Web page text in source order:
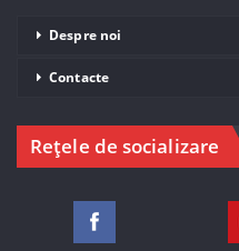
Despre noi
Contacte
Rețele de socializare